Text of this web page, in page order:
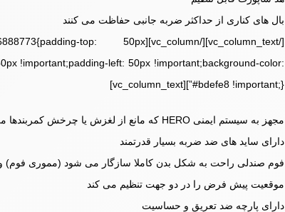
بال های کناری از حداکثر ضربه جانبی حفاظت می کنند
top: 50px
!important;padding-left: 50px !important;background-color:
#bdefe8 !important;}”][vc_column_text]
مجهز به سیستم ایمنی HERO که مانع از لغزش یا چرخش کمربندها می شود
دارای ساید های ضد ضربه بسیار قدرتمند
فوم صندلی راحت به شکل بدن کاملا سازگار می شود (مموری فوم) و
موقعیت پیش فرض را در دو جهت تنظیم می کند
دارای پارچه ضد تعریق و حساسیت